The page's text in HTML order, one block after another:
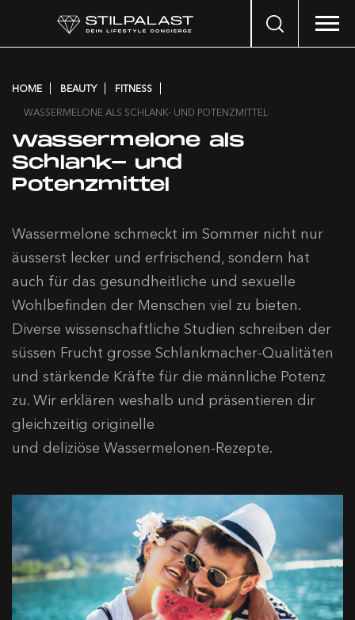
Search
HOME BEAUTY
FITNESS
WASSERMELONE ALS SCHLANK- UND POTENZMITTEL
Wassermelone als
Schlank- und
Potenzmittel
Wassermelone schmeckt im Sommer nicht nur
äusserst lecker und erfrischend, sondern hat
auch für das gesundheitliche und sexuelle
Wohlbefinden der Menschen viel zu bieten.
Diverse wissenschaftliche Studien schreiben der
süssen Frucht grosse Schlankmacher-Qualitäten
und stärkende Kräfte für die männliche Potenz
zu. Wir erklären weshalb und präsentieren dir
gleichzeitig originelle
und deliziöse Wassermelonen-Rezepte.